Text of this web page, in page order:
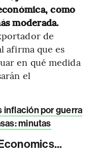
como
moderada.
de
afirma que es
en qué medida
el
inflación por guerra
minutas